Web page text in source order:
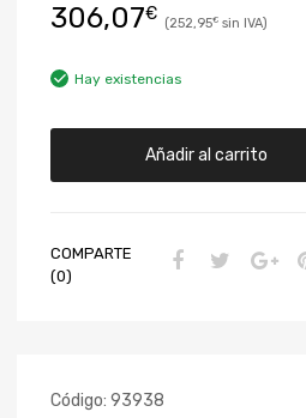
306,07€ 252,95€
Hay existencias
Añadir al carrito
COMPARTE
(0)
Código: 93938